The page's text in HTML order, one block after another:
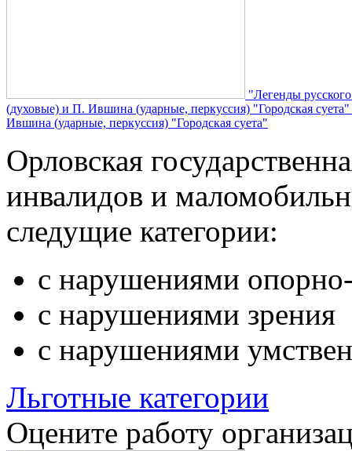
"Легенды
(духовые) и П. Ившина (ударные, перкуссия) "Городская суета"
Ившина (ударные, перкуссия) "Городская суета"
Орловская
инвалидов и
следущие категории:
с нарушениями опорно-
с нарушениями зрения
с нарушениями
Льготные категории
Оцените работу